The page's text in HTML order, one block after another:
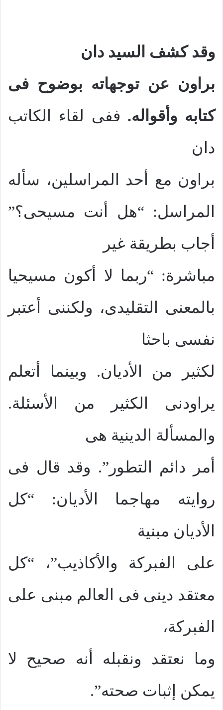
وقد كشف السيد دان
براون عن توجهاته بوضوح فى
كتابه وأقواله. ففى لقاء الكاتب
دان
براون مع أحد المراسلين، سأله
المراسل: “هل أنت مسيحى؟”
أجاب بطريقة غير
مباشرة: “ربما لا أكون مسيحيا
بالمعنى التقليدى، ولكننى أعتبر
نفسى باحثا
لكثير من الأديان. وبينما أتعلم
يراودنى الكثير من الأسئلة.
والمسألة الدينية هى
أمر دائم التطور”. وقد قال فى
روايته مهاجما الأديان: “كل
الأديان مبنية
على الفبركة والأكاذيب”، “كل
معتقد دينى فى العالم مبنى على
الفبركة،
وما نعتقد ونقبله أنه صحيح لا
يمكن إثبات صحته”.